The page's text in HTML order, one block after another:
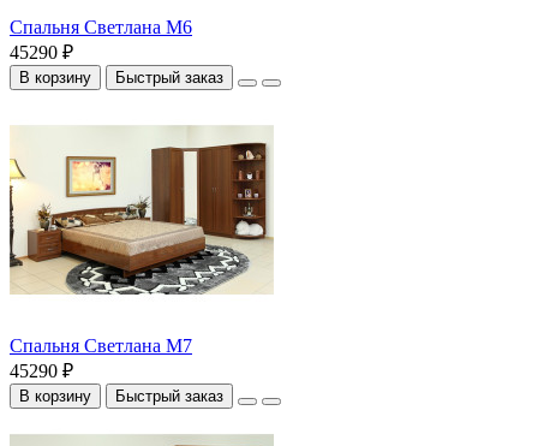
Спальня Светлана М6
45290 ₽
В корзину Быстрый заказ
Спальня Светлана М7
45290 ₽
В корзину Быстрый заказ